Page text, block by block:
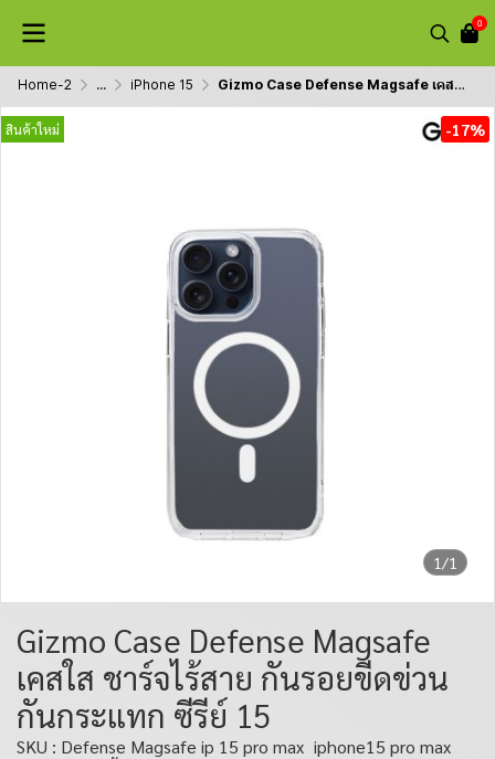
0
Home-2 ... iPhone 15 Gizmo Case Defense Magsafe เคสใส ชาร์จไร้สาย กันรอยขีดข่วน กันกระแทก ซีรีย์ 15
1/1
สินค้าใหม่ -17%
Gizmo Case Defense Magsafe
เคสใส ชาร์จไร้สาย กันรอยขีดข่วน
กันกระแทก ซีรีย์ 15
SKU : Defense Magsafe ip 15 pro max iphone15 pro max